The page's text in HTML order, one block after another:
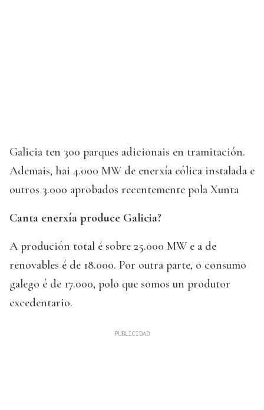
Galicia ten 300 parques adicionais en tramitación.
Ademais, hai 4.000 MW de enerxía eólica instalada e
outros 3.000 aprobados recentemente pola Xunta
Canta enerxía produce Galicia?
A produción total é sobre 25.000 MW e a de
renovables é de 18.000. Por outra parte, o consumo
galego é de 17.000, polo que somos un produtor
excedentario.